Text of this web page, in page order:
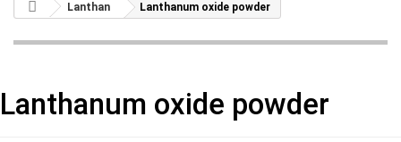
Lanthan Lanthanum oxide powder
Lanthanum oxide powder